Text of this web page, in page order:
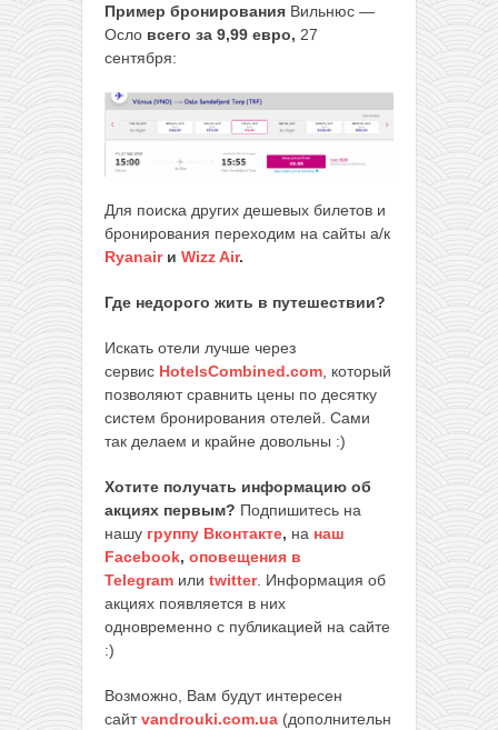
Пример бронирования Вильнюс —
Осло всего за 9,99 евро, 27
сентября:
Для поиска других дешевых билетов и
бронирования переходим на сайты а/к
Ryanairи Wizz Air.
Где недорого жить в путешествии?
Искать отели лучше через
сервис HotelsCombined.com , который
позволяют сравнить цены по десятку
систем бронирования отелей. Сами
так делаем и крайне довольны :)
Хотите получать информацию об
акциях первым? Подпишитесь на
нашу группу Вконтакте, на наш
Facebook, оповещения в
Telegram или twitter. Информация об
акциях появляется в них
одновременно с публикацией на сайте
:)
Возможно, Вам будут интересен
сайтvandrouki.com.ua (дополнительн